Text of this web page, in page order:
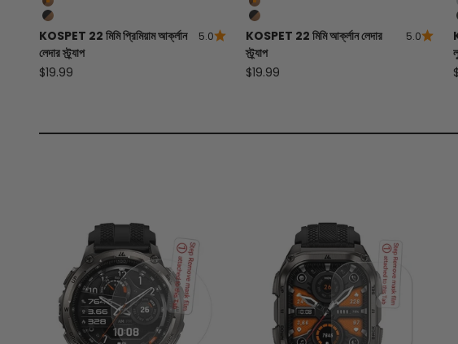
বাদামী
কালো
KOSPET 22 মিমি প্রিমিয়াম আর্ক্লান
লেদার স্ট্র্যাপ
5.0
বিক্রয় মূল্য
$19.99
বাদামী
কালো
KOSPET 22 মিমি আর্ক্লান লেদার
স্ট্র্যাপ
5.0
বিক্রয় মূল্য
$19.99